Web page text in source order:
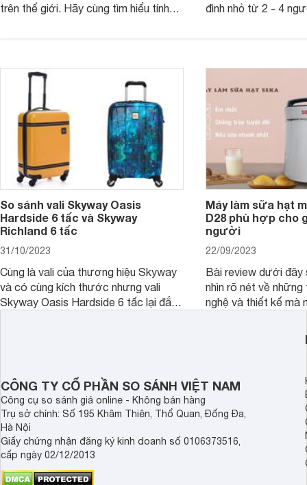
trên thế giới. Hãy cùng tìm hiểu tính
đình nhỏ từ 2 - 4
So sánh vali Skyway Oasis
Hardside 6 tấc và Skyway
Richland 6 tấc
31/10/2023
Cùng là vali của thương hiệu Skyway
và có cùng kích thước nhưng vali
Skyway Oasis Hardside 6 tấc lại đắt
Máy làm sữa hạt
D28 phù hợp cho
người
22/09/2023
Bài review dưới đây
nhìn rõ nét về những
nghệ và thiết kế mà
thể đưa ra quyết
CÔNG TY CỔ PHẦN SO SÁNH VIỆT NAM
Công cụ so sánh giá online - Không bán hàng
Trụ sở chính: Số 195 Khâm Thiên, Thổ Quan, Đống Đa,
Hà Nội
Giấy chứng nhận đăng ký kinh doanh số 0106373516,
cấp ngày 02/12/2013